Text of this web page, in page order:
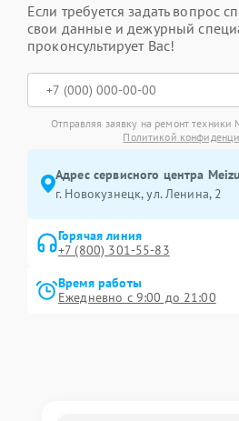
Если требуется задать вопрос
свои данные и дежурный
проконсультирует Вас!
Отправляя заявку на ремонт техники
Политикой
Адрес сервисного центра
г. Новокузнецк, ул. Ленина, 2
Горячая линия
+7 (800) 301-55-83
Время работы
Ежедневно с 9:00 до 21:00